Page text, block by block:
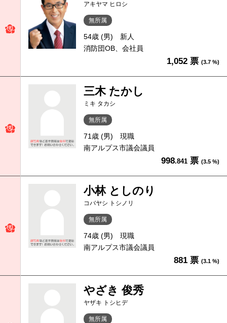
アキヤマ ヒロシ
無所属
54歳 (男)
新人
消防団OB、会社員
1,052 票 (3.7 %)
三木 たかし
ミキ タカシ
無所属
71歳 (男)
現職
南アルプス市議会議員
998.841 票 (3.5 %)
小林 としのり
コバヤシ トシノリ
無所属
74歳 (男)
現職
南アルプス市議会議員
881 票 (3.1 %)
やざき 俊秀
ヤザキ トシヒデ
無所属